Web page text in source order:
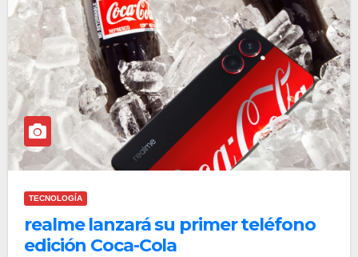
TECNOLOGÍA
realme lanzará su primer teléfono
edición Coca-Cola